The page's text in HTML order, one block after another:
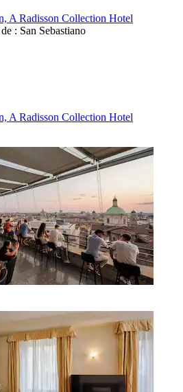
A Radisson Collection Hotel
: San Sebastiano
A Radisson Collection Hotel